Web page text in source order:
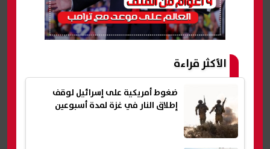
الأكثر قراءة
ضغوط أمريكية على إسرائيل لوقف
إطلاق النار في غزة لمدة أسبوعين